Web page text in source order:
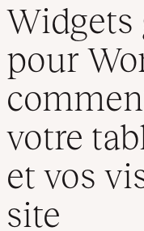
Contact
Widgets
pour
votre
et vos
site